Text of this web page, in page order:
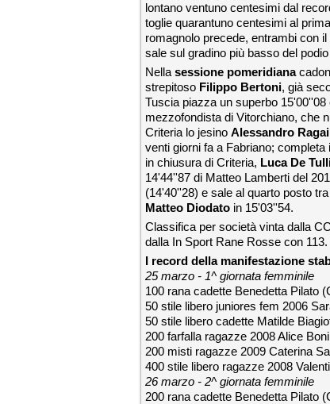
lontano ventuno centesimi dal
toglie quarantuno centesimi al
romagnolo precede, entrambi con il
sale sul gradino più basso del
Nella sessione pomeridianac
strepitoso Filippo Bertoni, già
Tuscia piazza un superbo
mezzofondista di Vitorchiano, che
Criteria lo jesino Alessandro
venti giorni fa a Fabriano; completa
in chiusura di Criteria, Luca De
14'44''87 di Matteo Lamberti del
(14'40''28) e sale al quarto posto
Matteo Diodato in 15'03''54.
Classifica per società vinta dalla
dalla In Sport Rane Rosse con 113.
I record della manifestazione
25 marzo - 1^ giornata femminile
100 rana cadette Benedetta Pilato
50 stile libero juniores fem 2006
50 stile libero cadette Matilde
200 farfalla ragazze 2008 Alice
200 misti ragazze 2009 Caterina
400 stile libero ragazze 2008
26 marzo - 2^ giornata femminile
200 rana cadette Benedetta Pilato